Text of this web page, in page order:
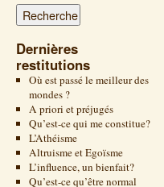
Dernières
restitutions
Où est passé le meilleur des
mondes ?
A priori et préjugés
Qu’est-ce qui me constitue?
L’Athéisme
Altruisme et Egoïsme
L’influence, un bienfait?
Qu’est-ce qu’être normal